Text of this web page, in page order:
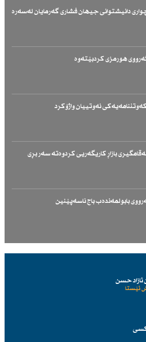
دانیشتوانی جیهان فشاری گەرمایان لەسەرە
هورمزی كردبێتەوە
نەوتییان واژۆكرد
بازاڕ كاریگەریی كردوەتە سەر بڕی
بابولمەندەب باج ناسەپێنین
ئازاد حسن